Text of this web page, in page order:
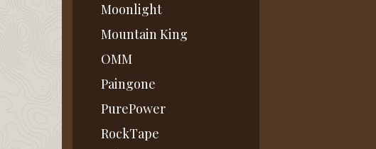
Moonlight
Mountain King
OMM
Paingone
PurePower
RockTape